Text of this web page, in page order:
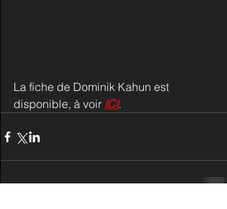
La fiche de Dominik Kahun est
disponible, à voir ICI.